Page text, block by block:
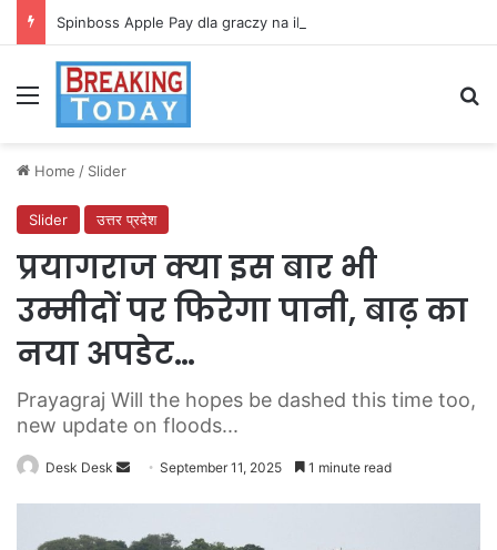
Spinboss Apple Pay dla graczy na iPhone
Menu
Home / Slider
Slider उत्तर प्रदेश
प्रयागराज क्या इस बार भी
उम्मीदों पर फिरेगा पानी, बाढ़ का
नया अपडेट…
Prayagraj Will the hopes be dashed this time too,
new update on floods...
Desk Desk
SendSeptember 11, 2025 1 minute read